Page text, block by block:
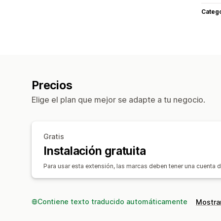
Precios
Elige el plan que mejor se adapte a tu negocio.
Gratis
Instalación gratuita
Para usar esta extensión, las marcas deben tener una cuenta
Contiene texto traducido automáticamente